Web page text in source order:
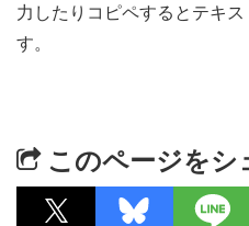
力したりコピペするとテキ
す。
このページをシ